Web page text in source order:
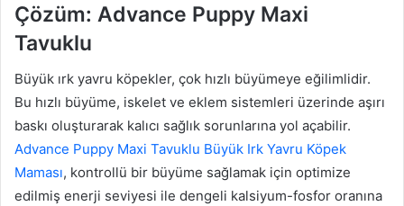
Çözüm: Advance Puppy Maxi
Tavuklu
Büyük ırk yavru köpekler, çok hızlı büyümeye eğilimlidir.
Bu hızlı büyüme, iskelet ve eklem sistemleri üzerinde aşırı
baskı oluşturarak kalıcı sağlık sorunlarına yol açabilir.
Advance Puppy Maxi Tavuklu Büyük Irk Yavru Köpek
Maması, kontrollü bir büyüme sağlamak için optimize
edilmiş enerji seviyesi ile dengeli kalsiyum-fosfor oranına